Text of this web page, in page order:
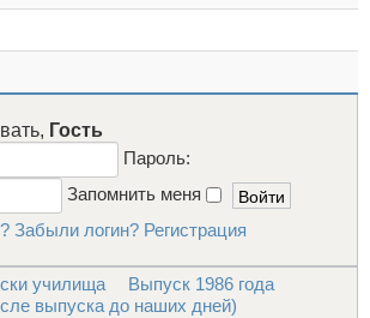
Гость
Пароль:
Запомнить меня
Забыли логин? Регистрация
училища
Выпуск 1986 года
выпуска до наших дней)